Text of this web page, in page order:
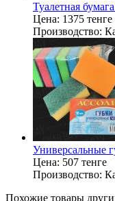
Туалетная
Цена: 1375 тенге
Производство:
Универсальные
Цена: 507 тенге
Производство:
Похожие товары